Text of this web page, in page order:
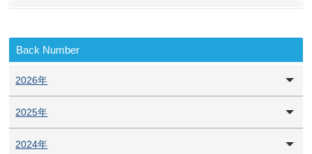
Back Number
2026年
2025年
2024年